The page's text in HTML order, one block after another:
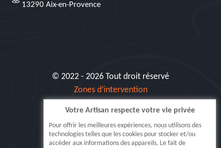
13290 Aix-en-Provence
© 2022 - 2026 Tout droit réservé
Zones d’intervention
Siret: 515 062 404 000 30
Votre Artisan respecte votre vie privée
Pour offrir les meilleures expériences, nous utilisons des
technologies telles que les cookies pour stocker et/ou
accéder aux informations des appareils. Le fait de